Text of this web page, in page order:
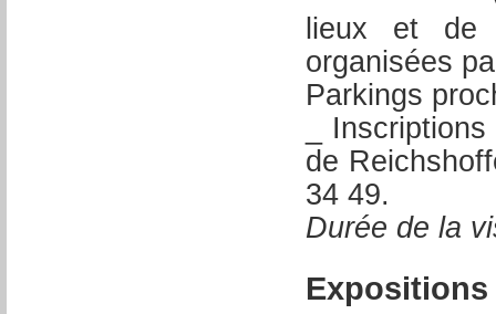
lieux et de
organisées
Parkings
_
de
34 49.
Durée de la
Expositions